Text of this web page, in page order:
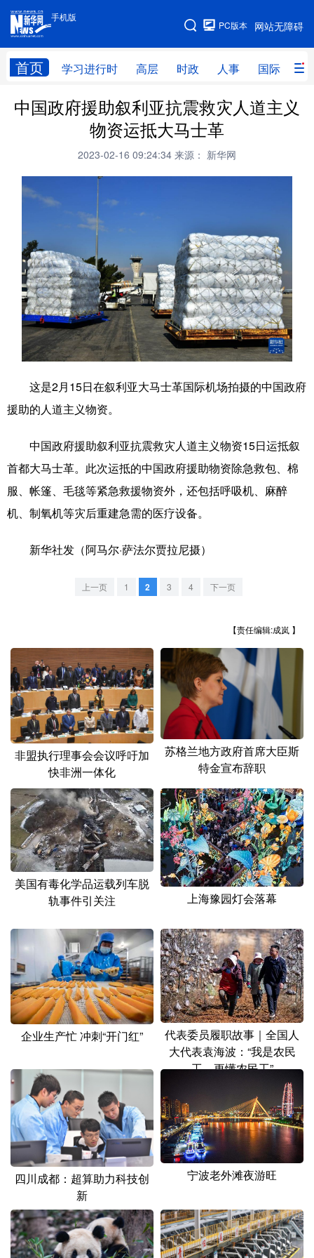
手机版
网站无障碍
PC版本
首页 学习进行时 高层 时政 人事 国际 财
手机版
网站地图
学习进行时 高层 时政 人事
财经 网评
全球连线
科技
访谈 图片 政务
法律 中央文件 金融 汽车
食品 人居 信息化 数字经济
学术中国 乡村振兴 银龄 溯源中国
文化产业
地方频道
北京 天津 河北
湖南
广东 广西 海南 重庆
四川 贵州 云南 西藏
陕西 甘肃 青海
新疆 内蒙古 黑龙江
多语种频道
English Español Français عربى
Русский язык 日本語 한국어
Deutsch Português
中国政府援助叙利亚抗震救灾人道主义
物资运抵大马士革
2023-02-16 09:24:34 来源： 新华网
这是2月15日在叙利亚大马士革国际机场拍摄的中国政府
援助的人道主义物资。
中国政府援助叙利亚抗震救灾人道主义物资15日运抵叙
首都大马士革。此次运抵的中国政府援助物资除急救包、棉
服、帐篷、毛毯等紧急救援物资外，还包括呼吸机、麻醉
机、制氧机等灾后重建急需的医疗设备。
新华社发（阿马尔·萨法尔贾拉尼摄）
上一页 1 2 3 4 下一页
【责任编辑:成岚 】
非盟执行理事会会议呼吁加
快非洲一体化
苏格兰地方政府首席大臣斯
特金宣布辞职
美国有毒化学品运载列车脱
轨事件引关注
上海豫园灯会落幕
企业生产忙 冲刺“开门红”
代表委员履职故事｜全国人
大代表袁海波：“我是农民
工，更懂农民工”
四川成都：超算助力科技创
新
宁波老外滩夜游旺